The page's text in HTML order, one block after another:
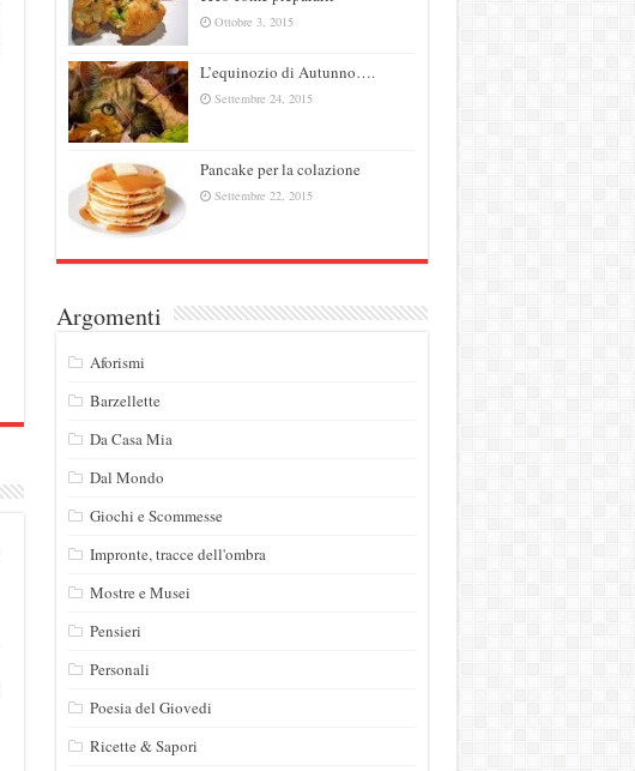
Ottobre 3, 2015
L’equinozio di Autunno….
Settembre 24, 2015
Pancake per la colazione
Settembre 22, 2015
Argomenti
Aforismi
Barzellette
Da Casa Mia
Dal Mondo
Giochi e Scommesse
Impronte, tracce dell'ombra
Mostre e Musei
Pensieri
Personali
Poesia del Giovedi
Ricette & Sapori